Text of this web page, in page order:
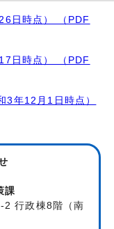
日時点） （PDF
日時点） （PDF
3年12月1日時点）
課
行政棟8階（南